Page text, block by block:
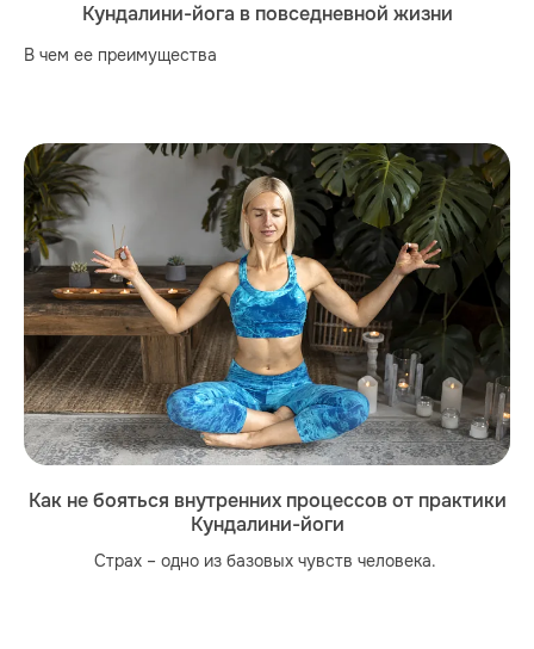
Кундалини-йога в повседневной жизни
В чем ее преимущества
Как не бояться внутренних процессов от практики
Кундалини-йоги
Страх – одно из базовых чувств человека.